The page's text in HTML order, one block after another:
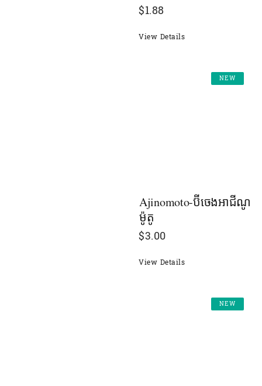
$1.88
View Details
NEW
Ajinomoto-ប៊ីចេងអាជីណូ
ម៉ូតូ
$3.00
View Details
NEW